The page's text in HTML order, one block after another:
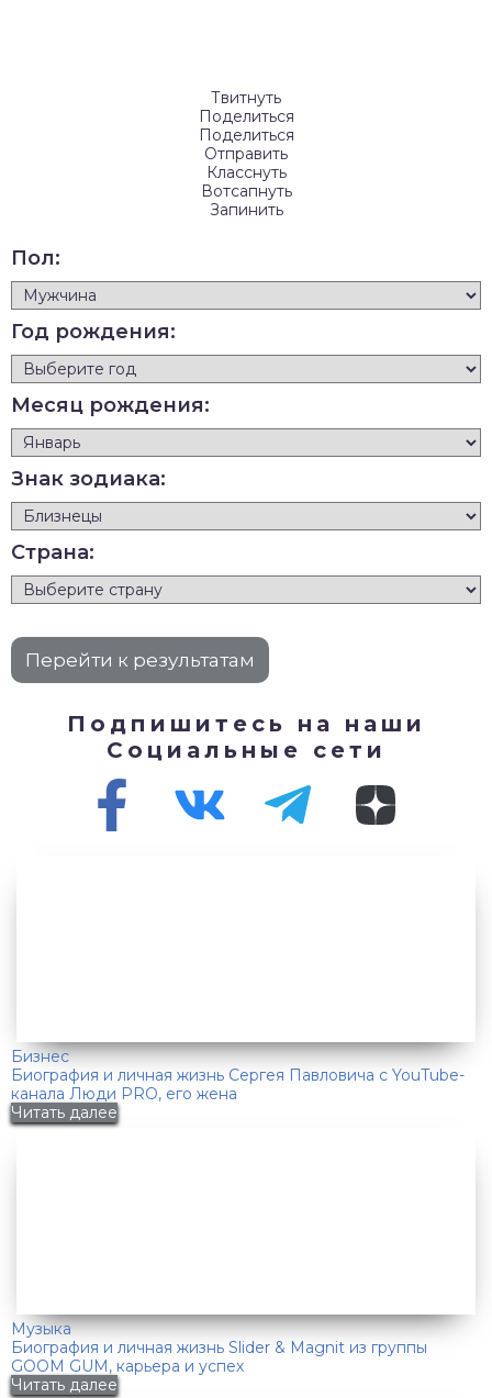
Твитнуть
Поделиться
Поделиться
Отправить
Класснуть
Вотсапнуть
Запинить
Пол:
Год рождения:
Месяц рождения:
Знак зодиака:
Страна:
Подпишитесь на наши
Социальные сети
Бизнес
Биография и личная жизнь Сергея Павловича с YouTube-
канала Люди PRO, его жена
Читать далее
Музыка
Биография и личная жизнь Slider & Magnit из группы
GOOM GUM, карьера и успех
Читать далее